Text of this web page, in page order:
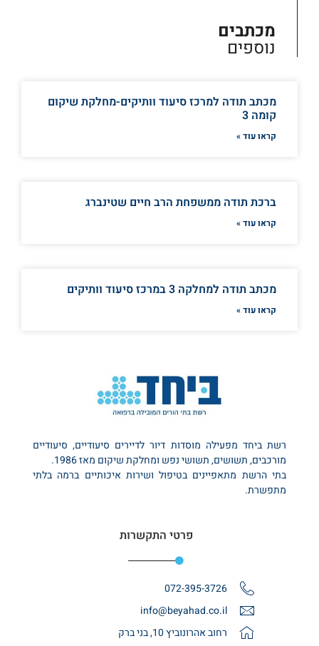
מכתבים
נוספים
מכתב תודה למרכז סיעוד וותיקים-מחלקת שיקום
קומה 3
קראו עוד »
ברכת תודה ממשפחת הרב חיים שטינברג
קראו עוד »
מכתב תודה למחלקה 3 במרכז סיעוד וותיקים
קראו עוד »
רשת ביחד מפעילה מוסדות דיור לדיירים סיעודיים, סיעודיים
מורכבים, תשושים, תשושי נפש ומחלקת שיקום מאז 1986.
בתי הרשת מתאפיינים בטיפול ושירות איכותיים ברמה בלתי
מתפשרת.
פרטי התקשרות
072-395-3726
info@beyahad.co.il
רחוב אהרונוביץ 10, בני ברק